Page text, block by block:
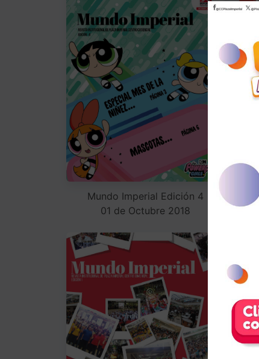
Mundo Imperial Edición 4
01 de Octubre 2018